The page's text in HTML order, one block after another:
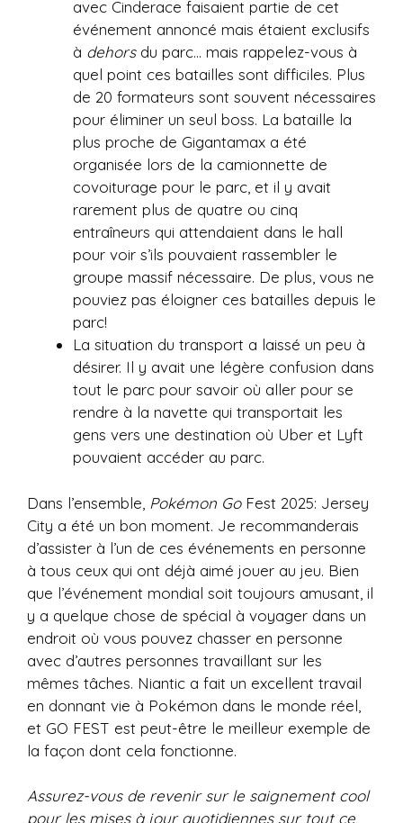
avec Cinderace faisaient partie de cet
événement annoncé mais étaient exclusifs
à dehorsdu parc… mais rappelez-vous à
quel point ces batailles sont difficiles. Plus
de 20 formateurs sont souvent nécessaires
pour éliminer un seul boss. La bataille la
plus proche de Gigantamax a été
organisée lors de la camionnette de
covoiturage pour le parc, et il y avait
rarement plus de quatre ou cinq
entraîneurs qui attendaient dans le hall
pour voir s’ils pouvaient rassembler le
groupe massif nécessaire. De plus, vous ne
pouviez pas éloigner ces batailles depuis le
parc!
La situation du transport a laissé un peu à
désirer. Il y avait une légère confusion dans
tout le parc pour savoir où aller pour se
rendre à la navette qui transportait les
gens vers une destination où Uber et Lyft
pouvaient accéder au parc.
Dans l’ensemble, Pokémon GoFest 2025: Jersey
City a été un bon moment. Je recommanderais
d’assister à l’un de ces événements en personne
à tous ceux qui ont déjà aimé jouer au jeu. Bien
que l’événement mondial soit toujours amusant, il
y a quelque chose de spécial à voyager dans un
endroit où vous pouvez chasser en personne
avec d’autres personnes travaillant sur les
mêmes tâches. Niantic a fait un excellent travail
en donnant vie à Pokémon dans le monde réel,
et GO FEST est peut-être le meilleur exemple de
la façon dont cela fonctionne.
Assurez-vous de revenir sur le saignement cool
pour les mises à jour quotidiennes sur tout ce